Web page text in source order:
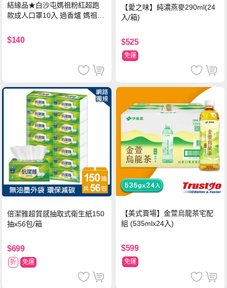
結緣品★白沙屯媽祖粉紅超跑
款成人口罩10入 過香爐 媽祖加
$140
【愛之味】純濃燕麥290ml(24
入/箱)
$525
免運
倍潔雅超質感抽取式衛生紙150
抽x56包/箱
$699
折 免運
【美式賣場】金萱烏龍茶宅配
組 (535mlx24入)
$599
免運